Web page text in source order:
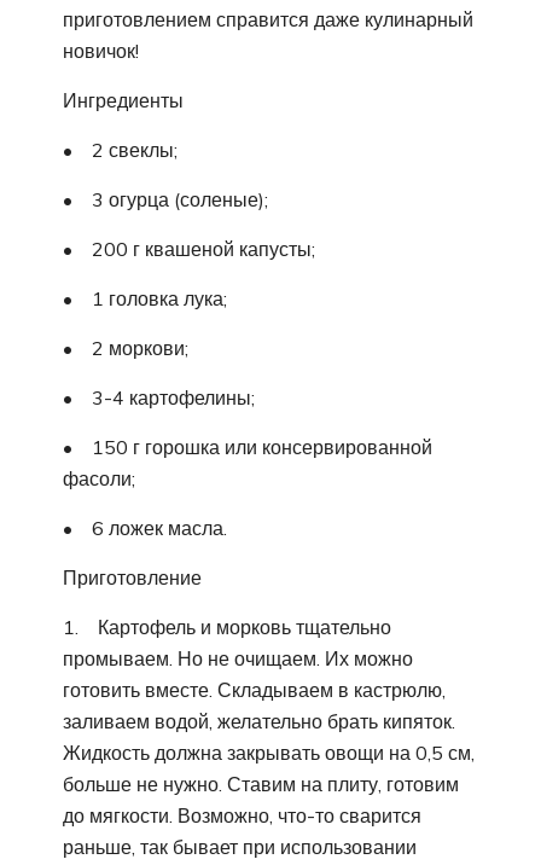
приготовлением справится даже кулинарный
новичок!
Ингредиенты
• 2 свеклы;
• 3 огурца (соленые);
• 200 г квашеной капусты;
• 1 головка лука;
• 2 моркови;
• 3-4 картофелины;
• 150 г горошка или консервированной
фасоли;
• 6 ложек масла.
Приготовление
1. Картофель и морковь тщательно
промываем. Но не очищаем. Их можно
готовить вместе. Складываем в кастрюлю,
заливаем водой, желательно брать кипяток.
Жидкость должна закрывать овощи на 0,5 см,
больше не нужно. Ставим на плиту, готовим
до мягкости. Возможно, что-то сварится
раньше, так бывает при использовании